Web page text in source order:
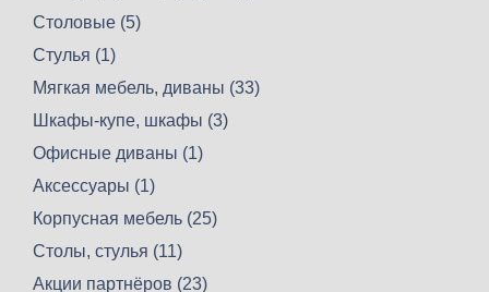
Столовые (5)
Стулья (1)
Мягкая мебель, диваны (33)
Шкафы-купе, шкафы (3)
Офисные диваны (1)
Аксессуары (1)
Корпусная мебель (25)
Столы, стулья (11)
Акции партнёров (23)